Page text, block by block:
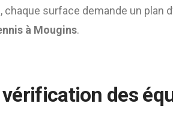
chaque surface demande un plan
à Mougins.
vérification des